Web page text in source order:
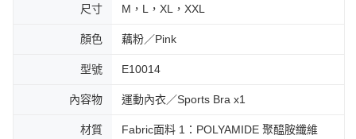
尺寸 M，L，XL，XXL
顏色 藕粉／Pink
型號 E10014
內容物 運動內衣／Sports Bra x1
材質
Fabric面料 1：POLYAMIDE 聚醯胺纖維